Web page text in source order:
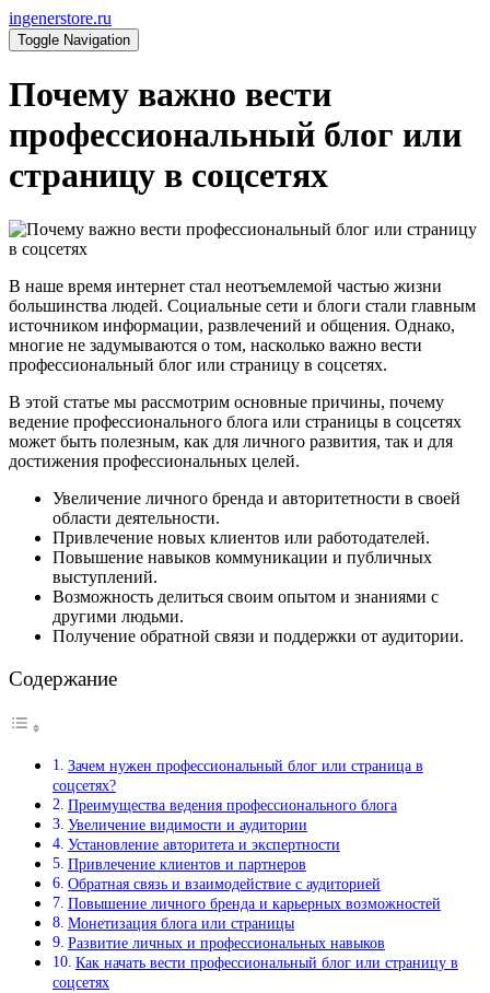
ingenerstore.ru
Toggle Navigation
Почему важно вести
профессиональный блог или
страницу в соцсетях
В наше время интернет стал неотъемлемой частью жизни
большинства людей. Социальные сети и блоги стали главным
источником информации, развлечений и общения. Однако,
многие не задумываются о том, насколько важно вести
профессиональный блог или страницу в соцсетях.
В этой статье мы рассмотрим основные причины, почему
ведение профессионального блога или страницы в соцсетях
может быть полезным, как для личного развития, так и для
достижения профессиональных целей.
Увеличение личного бренда и авторитетности в своей
области деятельности.
Привлечение новых клиентов или работодателей.
Повышение навыков коммуникации и публичных
выступлений.
Возможность делиться своим опытом и знаниями с
другими людьми.
Получение обратной связи и поддержки от аудитории.
Содержание
Зачем нужен профессиональный блог или страница в
соцсетях?
Преимущества ведения профессионального блога
Увеличение видимости и аудитории
Установление авторитета и экспертности
Привлечение клиентов и партнеров
Обратная связь и взаимодействие с аудиторией
Повышение личного бренда и карьерных возможностей
Монетизация блога или страницы
Развитие личных и профессиональных навыков
Как начать вести профессиональный блог или страницу в
соцсетях